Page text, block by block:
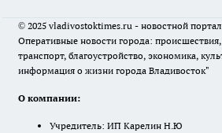
© 2025 vladivostoktimes.ru - новостной
Оперативные новости города:
транспорт, благоустройство, экономика,
информация о жизни города Владивосток"
О компании:
Учредитель: ИП Карелин Н.Ю